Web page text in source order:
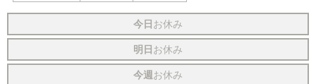
今日 お休み
明日 お休み
今週 お休み